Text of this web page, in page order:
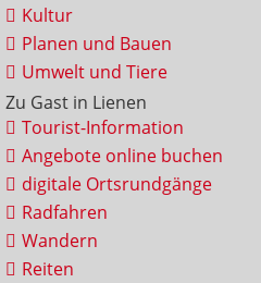
Kultur
Planen und Bauen
Umwelt und Tiere
Zu Gast in Lienen
Tourist-Information
Angebote online buchen
digitale Ortsrundgänge
Radfahren
Wandern
Reiten